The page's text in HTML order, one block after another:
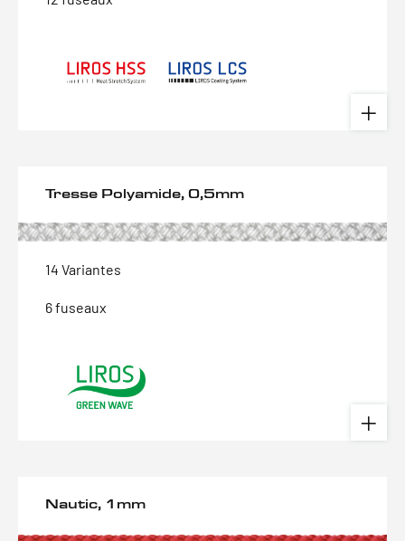
Tresse Polyamide, 0,5mm
14 Variantes
6 fuseaux
Nautic, 1mm